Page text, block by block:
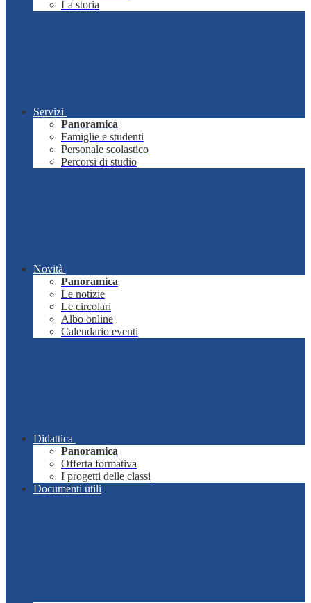
La storia
Servizi
Panoramica
Famiglie e studenti
Personale scolastico
Percorsi di studio
Novità
Panoramica
Le notizie
Le circolari
Albo online
Calendario eventi
Didattica
Panoramica
Offerta formativa
I progetti delle classi
Documenti utili